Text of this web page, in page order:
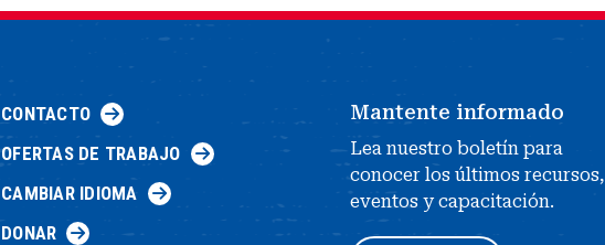
CONTACTO
OFERTAS DE TRABAJO
CAMBIAR IDIOMA
DONAR
Mantente informado
Lea nuestro boletín para
conocer los últimos recursos,
eventos y capacitación.